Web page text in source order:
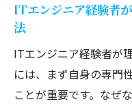
ITエンジニア経験者
法
ITエンジニア経験者が
には、まず自身の専門
ことが重要です。なぜ